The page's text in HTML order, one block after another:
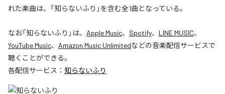
れた楽曲は、「知らないふり」を含む全1曲となっている。
なお「知らないふり 」は、 Apple Music、 Spotify、 LINE MUSIC、
YouTube Music、 Amazon Music Unlimitedなどの音楽配信サービスで
聴くことができる。
各配信サービス： 知らないふり